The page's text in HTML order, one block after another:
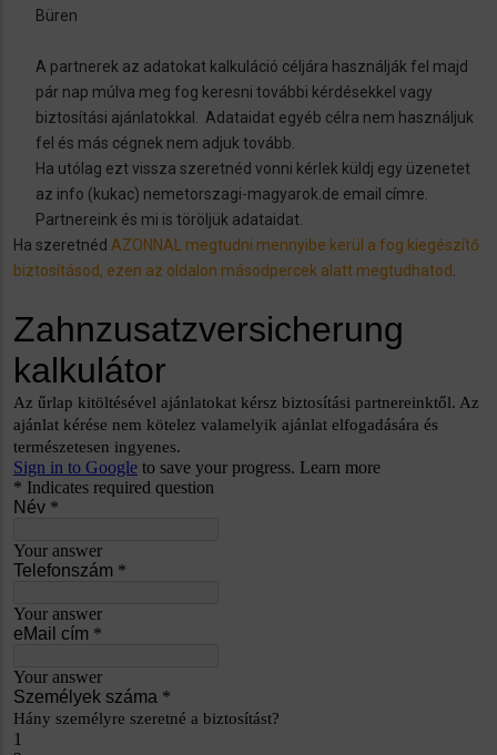
Büren
A partnerek az adatokat kalkuláció céljára használják fel majd
pár nap múlva meg fog keresni további kérdésekkel vagy
biztosítási ajánlatokkal. Adataidat egyéb célra nem használjuk
fel és más cégnek nem adjuk tovább.
Ha utólag ezt vissza szeretnéd vonni kérlek küldj egy üzenetet
az info (kukac) nemetorszagi-magyarok.de email címre.
Partnereink és mi is töröljük adataidat.
Ha szeretnéd AZONNAL megtudni mennyibe kerül a fog kiegészítő
biztosításod, ezen az oldalon másodpercek alatt megtudhatod